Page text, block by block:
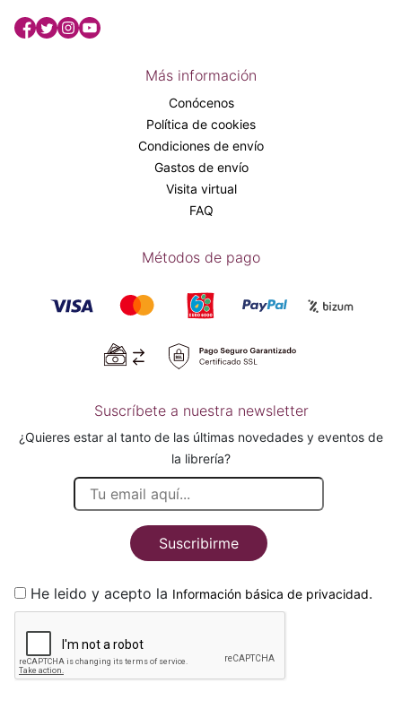
Más información
Conócenos
Política de cookies
Condiciones de envío
Gastos de envío
Visita virtual
FAQ
Métodos de pago
Suscríbete a nuestra newsletter
¿Quieres estar al tanto de las últimas novedades y eventos de
la librería?
Suscribirme
He leido y acepto la Información básica de privacidad.